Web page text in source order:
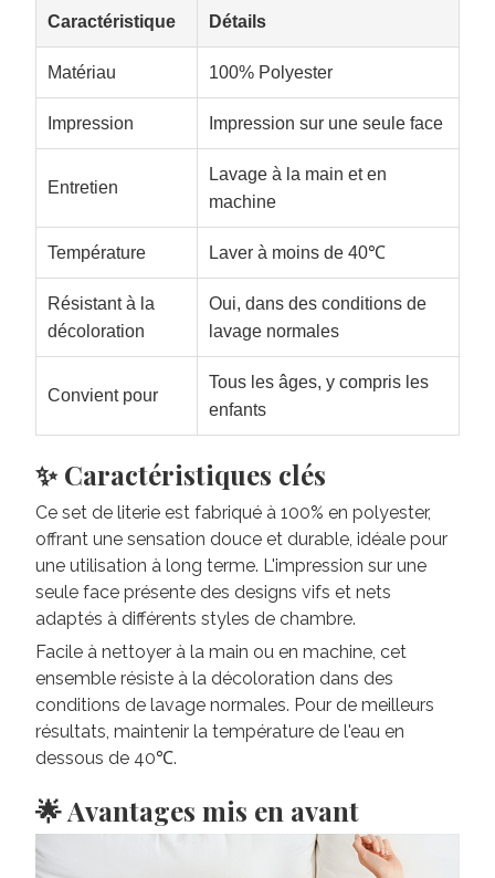
Caractéristique Détails
Matériau 100% Polyester
Impression Impression sur une seule face
Entretien
Lavage à la main et en
machine
Température Laver à moins de 40℃
Résistant à la
décoloration
Oui, dans des conditions de
lavage normales
Convient pour
Tous les âges, y compris les
enfants
✨ Caractéristiques clés
Ce set de literie est fabriqué à 100% en polyester,
offrant une sensation douce et durable, idéale pour
une utilisation à long terme. L'impression sur une
seule face présente des designs vifs et nets
adaptés à différents styles de chambre.
Facile à nettoyer à la main ou en machine, cet
ensemble résiste à la décoloration dans des
conditions de lavage normales. Pour de meilleurs
résultats, maintenir la température de l'eau en
dessous de 40℃.
🌟 Avantages mis en avant